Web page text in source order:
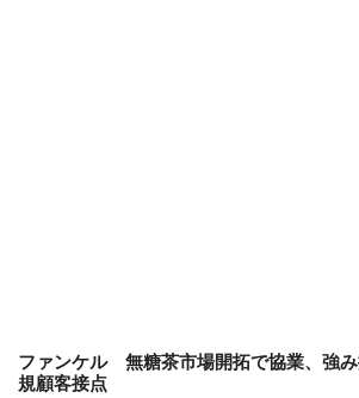
ファンケル 無糖茶市場開拓で協業、強
規顧客接点